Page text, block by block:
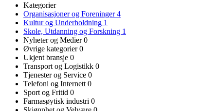
Kategorier
Organisasjoner og Foreninger4
Kultur og Underholdning 1
Skole, Utdanning og Forskning 1
Nyheter og Medier0
Øvrige kategorier0
Ukjent bransje 0
Transport og Logistikk 0
Tjenester og Service 0
Telefoni og Internett 0
Sport og Fritid 0
Farmasøytisk industri 0